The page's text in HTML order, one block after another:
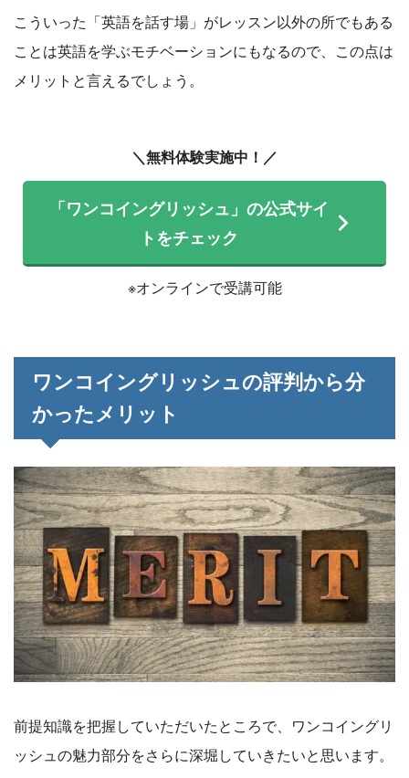
こういった「英語を話す場」がレッスン以外の所でもある
ことは英語を学ぶモチベーションにもなるので、この点は
メリットと言えるでしょう。
＼無料体験実施中！／
「ワンコイングリッシュ」の公式サイ
トをチェック
※オンラインで受講可能
ワンコイングリッシュの評判から分
かったメリット
前提知識を把握していただいたところで、ワンコイングリ
ッシュの魅力部分をさらに深堀していきたいと思います。